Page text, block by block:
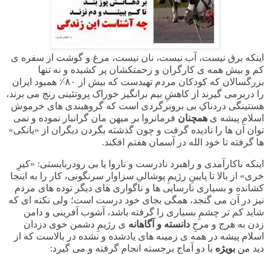
اینکه برق نیست، آب نیست، نان نیست، مرغ و گوشت از سفره ی
کم و بیش همه ی کارگران و زحمتکشان پر کشیده و نه تنها
بزرگسالان که کودکان مردم تهیدست که بیش از ۸۰⸓ همبود ایران
را دربرمی گیرند از کاهشِ بیم برانگیز خوراک پروتئینی رنج می برند،
هستینگی دردناکِ بی بروبرگردی است که گروهبندی های خرموش
اسلام پیشه ی همچنان فرمانروا بر میهن مان گرانبار نموده و نمی
توان آن ها را نادیده گرفت و چون گذشته بگردن دیگران از «یانکی»
ها گرفته تا خود الله در آسمان هفتم افکند.
اینکه ناکارآمدی و راهبرد نادرست و ناروا یا بی رودربایستی: «کیرِ
خری» از بالا تا پایینِ رژیمِ پوشالیِ سزاوار سرنگونی، کار را به اینجا
کشانده و بسیاری نارسایی ها و ناگواری های دیگر توده های مردم
نیز در آن می گنجد، همگی بجای خود درست است؛ ولی نکته ای که
شاید کم تر چشمِ بسیاری را گرفته باشد، آشوب آفرینی و دامن
زدن به هرج و مرجِ دانسته و آگاهانه ی رژیمِ دشمن خوی دزدان
اسلام پیشه در همه ی زمینه های یادشده و نشده در بالاست که از
دید من بویژه با دو آماج برجسته انجام گرفته و می گیرد: